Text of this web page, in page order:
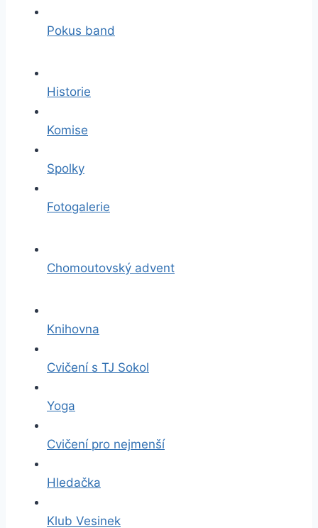
Pokus band
Historie
Komise
Spolky
Fotogalerie
Chomoutovský advent
Knihovna
Cvičení s TJ Sokol
Yoga
Cvičení pro nejmenší
Hledačka
Klub Vesinek